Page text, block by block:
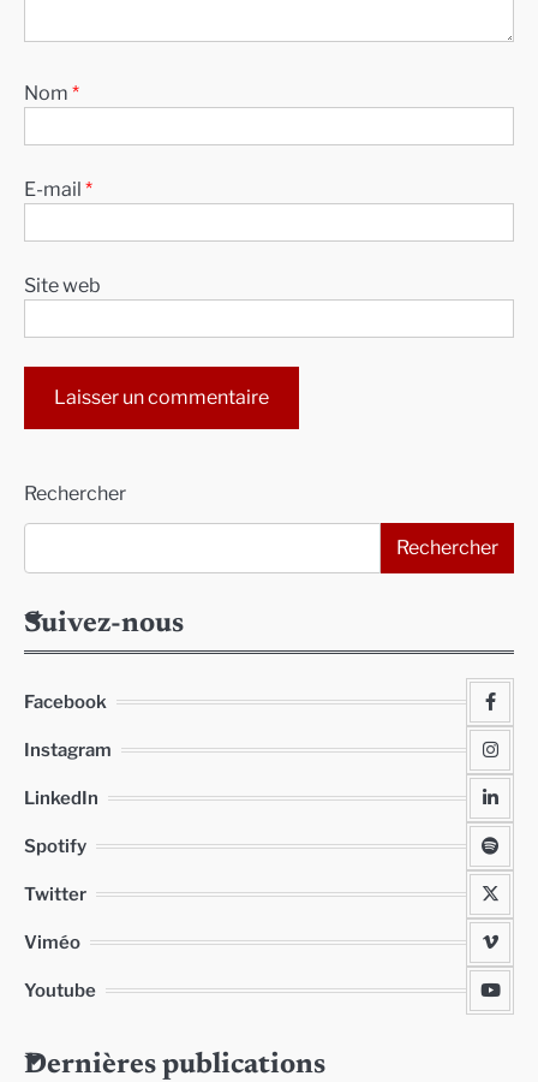
Nom *
E-mail *
Site web
Rechercher
Rechercher
Suivez-nous
Facebook
Instagram
LinkedIn
Spotify
Twitter
Viméo
Youtube
Dernières publications